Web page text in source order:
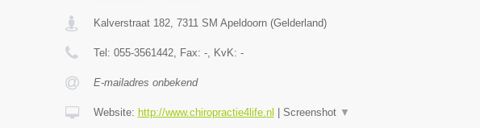
Kalverstraat 182, 7311 SM Apeldoorn(Gelderland)
Tel: 055-3561442, Fax: -, KvK: -
E-mailadres onbekend
Website: http://www.chiropractie4life.nl Screenshot ▼